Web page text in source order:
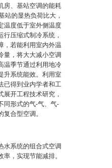
房、基站空调的能耗
站的显热负荷比大，
温度低于室外侧温度
行压缩式制冷系统，
，若能利用室内外温
量，将大大减小空调
温季节通过利用地冷
升系统能效。利用室
已得到业内学者和工
开工程技术研究，
同形式的气-气、气-
合型空调。
水系统的组合式空调
，实现节能减排。